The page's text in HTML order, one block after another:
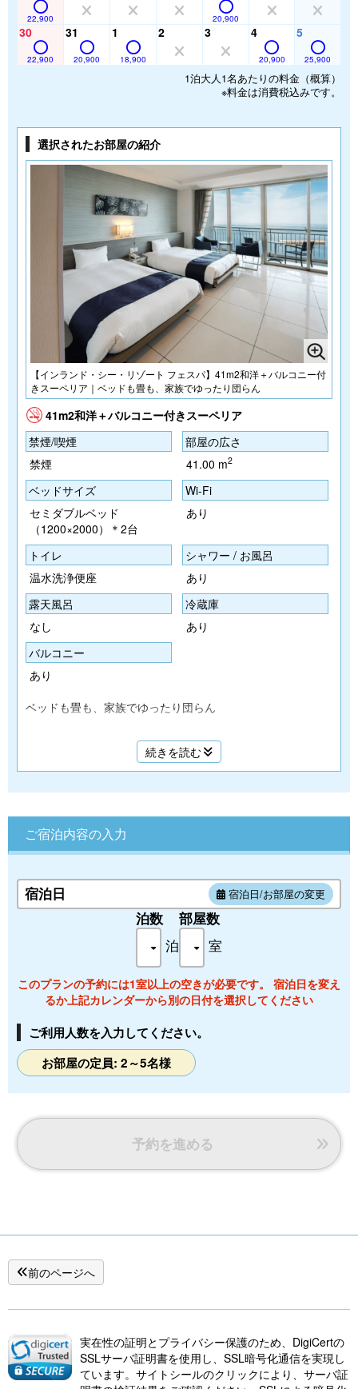
22,900 20,900
30
22,900
31
20,900
1
18,900
2 3 4
20,900
5
25,900
1泊大人1名あたりの料金（概算）
※料金は消費税込みです。
選択されたお部屋の紹介
【インランド・シー・リゾート フェスパ】41m2和洋＋バルコニー付
きスーペリア｜ベッドも畳も、家族でゆったり団らん
41m2和洋＋バルコニー付きスーペリア
禁煙/喫煙
禁煙
部屋の広さ
41.00 m2
ベッドサイズ
セミダブルベッド
（1200×2000）＊2台
Wi-Fi
あり
トイレ
温水洗浄便座
シャワー / お風呂
あり
露天風呂
なし
冷蔵庫
あり
バルコニー
あり
ベッドも畳も、家族でゆったり団らん
■広さ：41㎡＋バルコニー7㎡
3名様以降は、お布団（セルフ）となります。
■設備:プライベートバルコニー/無料Wi-Fi/テレビ/テーブル/イ
ス/ミニ冷蔵庫/湯沸かしポット/ReFaヘアドライヤー
■アメニティ:湯あみかご/バスタオル/フェイスタオル/館内着/
たび靴下/歯ブラシセット/マウスウォッシュ/コットン・綿
棒・髪ゴム/カミソリ/ヘアブラシ/シャワーキャップ/ボディタ
オル/サウナハット/シャンプー/リンス/ボディーソープ
旧：和洋室【301】※バス・トイレ付き
続きを読む
ご宿泊内容の入力
宿泊日 宿泊日/お部屋の変更
泊数
泊
部屋数
室
このプランの予約には1室以上の空きが必要です。 宿泊日を変え
るか上記カレンダーから別の日付を選択してください
ご利用人数を入力してください。
お部屋の定員: 2～5名様
予約を進める
前のページへ
実在性の証明とプライバシー保護のため、DigiCertの
SSLサーバ証明書を使用し、SSL暗号化通信を実現し
ています。サイトシールのクリックにより、サーバ証